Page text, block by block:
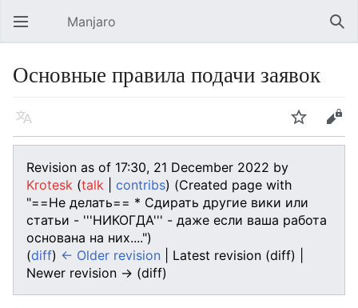
Open main menu Manjaro
Основные правила подачи заявок
Language Watch Edit
Revision as of 17:30, 21 December 2022 by
Krotesk (talk contribs) (Created page with
"==Не делать== * Сдирать другие вики или
статьи - '''НИКОГДА''' - даже если ваша работа
основана на них....")
(diff) ← Older revision | Latest revision (diff) |
Newer revision → (diff)